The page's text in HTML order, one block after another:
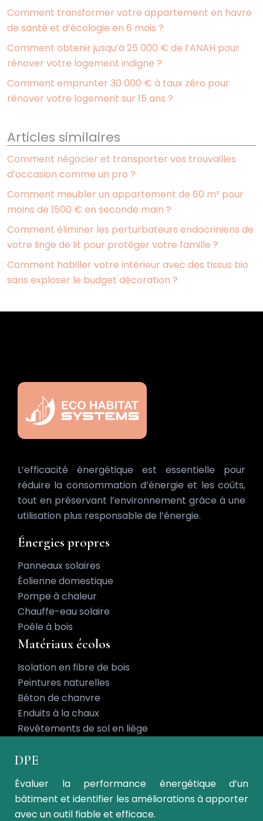
Comment transformer votre appartement en havre
de santé et d’écologie en 6 mois ?
Comment obtenir jusqu’à 25 000 € de l’ANAH pour
rénover votre logement indigne ?
Comment emprunter 30 000 € à taux zéro pour
rénover votre logement sur 15 ans ?
Articles similaires
Comment négocier et transporter vos trouvailles
d’occasion comme un pro ?
Comment meubler un appartement de 60 m² pour
moins de 1500 € en seconde main ?
Comment éliminer les perturbateurs endocriniens de
votre linge de lit pour protéger votre famille ?
Comment habiller votre intérieur avec des tissus bio
sans exploser le budget décoration ?
L’efficacité énergétique est essentielle pour
réduire la consommation d’énergie et les coûts,
tout en préservant l’environnement grâce à une
utilisation plus responsable de l’énergie.
Énergies propres
Panneaux solaires
Éolienne domestique
Pompe à chaleur
Chauffe-eau solaire
Poêle à bois
Matériaux écolos
Isolation en fibre de bois
Peintures naturelles
Béton de chanvre
Enduits à la chaux
Revêtements de sol en liège
DPE
Évaluer la performance énergétique d’un
bâtiment et identifier les améliorations à apporter
avec un outil fiable et efficace.